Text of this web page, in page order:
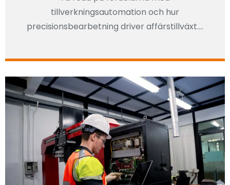
tillverkningsautomation och hur
precisionsbearbetning driver affärstillväxt....